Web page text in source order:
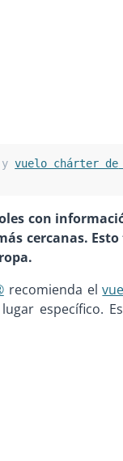
y vuelo chárter de
con
cercanas. Esto
recomienda el
específico.